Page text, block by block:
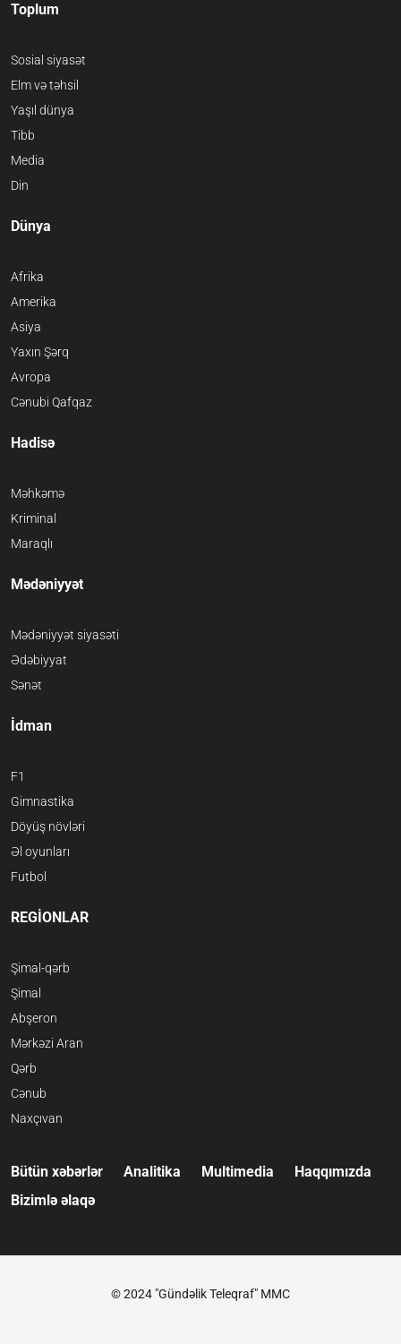
Toplum
Sosial siyasət
Elm və təhsil
Yaşıl dünya
Tibb
Media
Din
Dünya
Afrika
Amerika
Asiya
Yaxın Şərq
Avropa
Cənubi Qafqaz
Hadisə
Məhkəmə
Kriminal
Maraqlı
Mədəniyyət
Mədəniyyət siyasəti
Ədəbiyyat
Sənət
İdman
F1
Gimnastika
Döyüş növləri
Əl oyunları
Futbol
REGİONLAR
Şimal-qərb
Şimal
Abşeron
Mərkəzi Aran
Qərb
Cənub
Naxçıvan
Bütün xəbərlər Analitika Multimedia
Haqqımızda
Bizimlə əlaqə
© 2024 "Gündəlik Teleqraf" MMC